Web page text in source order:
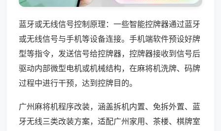
蓝牙或无线信号控制原理：一些智能控牌器通过蓝牙
或无线信号与手机等设备连接。手机端软件预设好牌
型等指令，发送信号给控牌器，控牌器接收到信号后
驱动内部微型电机或机械结构，在麻将机洗牌、码牌
过程中进行干预，达到控牌目的。
广州麻将机程序改装，涵盖拆机内置、免拆外置、蓝
牙无线三类改装方案，适配广州家用、茶楼、棋牌室